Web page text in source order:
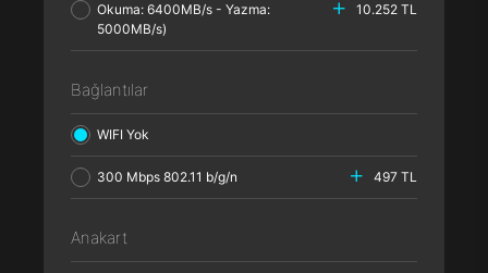
Okuma: 6400MB/s - Yazma:
5000MB/s)
10.252 TL
Bağlantılar
WIFI Yok
300 Mbps 802.11 b/g/n 497 TL
Anakart